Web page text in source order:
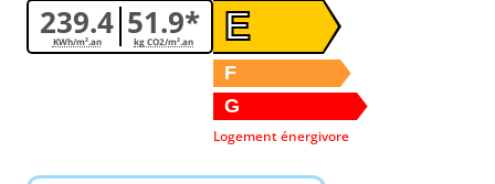
239.4
KWh/m².an 51.9*
kg CO2/m².an E
F
G
Logement énergivore